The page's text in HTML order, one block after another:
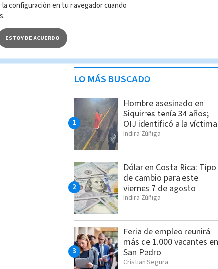
LO MÁS BUSCADO
Hombre asesinado en
Siquirres tenía 34 años;
OIJ identificó a la víctima
Indira Zúñiga
Dólar en Costa Rica: Tipo
de cambio para este
viernes 7 de agosto
Indira Zúñiga
Feria de empleo reunirá
más de 1.000 vacantes en
San Pedro
Cristian Segura
la configuración en tu navegador cuando
ESTOY DE ACUERDO